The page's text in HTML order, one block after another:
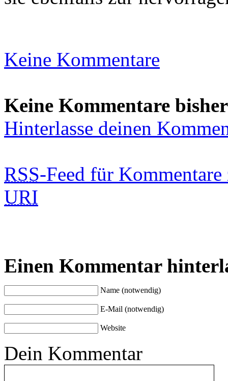
Keine Kommentare
Keine Kommentare bisher
Hinterlasse deinen
RSS-Feed für
URI
Einen Kommentar
Name (notwendig)
E-Mail (notwendig)
Website
Dein Kommentar